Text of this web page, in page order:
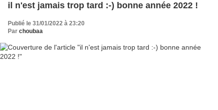
il n'est jamais trop tard :-) bonne année 2022 !
Publié le 31/01/2022 à 23:20
Par choubaa